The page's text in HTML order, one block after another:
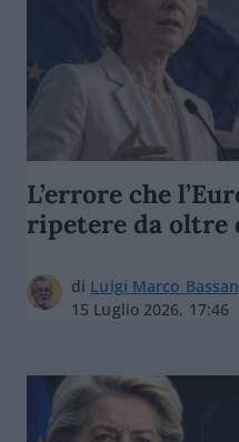
L’errore che
ripetere da oltre
di Luigi Marco
15 Luglio 2026, 17:46